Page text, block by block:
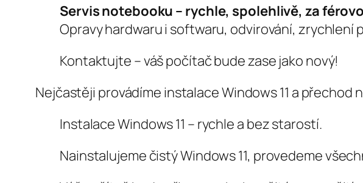
Servis notebooku – rychle, spolehlivě, za
Opravy hardwaru i softwaru, odvirování, zrychlení
Kontaktujte – váš počítač bude zase jako nový!
Nejčastěji provádíme instalace Windows 11 a přechod
Instalace Windows 11 – rychle a bez starostí.
Nainstalujeme čistý Windows 11, provedeme